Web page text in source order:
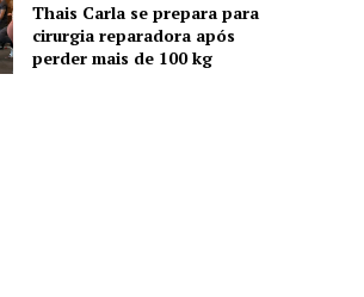
Thais Carla se prepara para
cirurgia reparadora após
perder mais de 100 kg